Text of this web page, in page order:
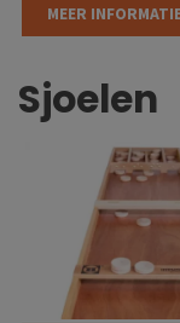
MEER
Sjoelen